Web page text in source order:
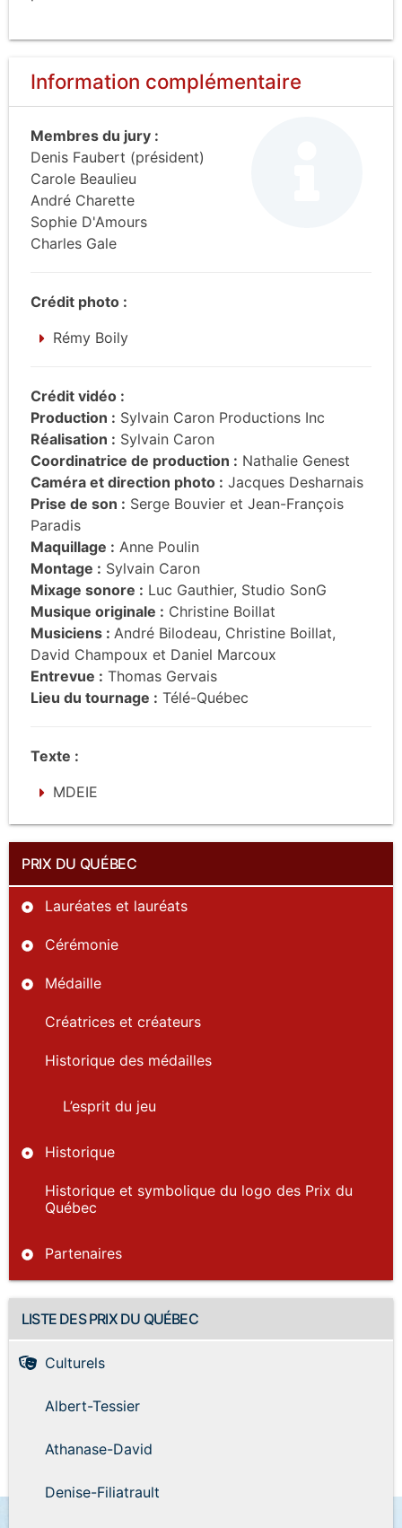
PRIX DU QUÉBEC
Lauréates et lauréats
Cérémonie
Médaille
Créatrices et créateurs
Historique des médailles
L’esprit du jeu
Historique
Historique et symbolique du logo des Prix du
Québec
Partenaires
LISTE DES PRIX DU QUÉBEC
Culturels
Albert-Tessier
Athanase-David
Denise-Filiatrault
Information complémentaire
Membres du jury :
Denis Faubert (président)
Carole Beaulieu
André Charette
Sophie D'Amours
Charles Gale
Crédit photo :
Rémy Boily
Crédit vidéo :
Production : Sylvain Caron Productions Inc
Réalisation : Sylvain Caron
Coordinatrice de production : Nathalie Genest
Caméra et direction photo : Jacques Desharnais
Prise de son : Serge Bouvier et Jean-François
Paradis
Maquillage : Anne Poulin
Montage : Sylvain Caron
Mixage sonore : Luc Gauthier, Studio SonG
Musique originale : Christine Boillat
Musiciens : André Bilodeau, Christine Boillat,
David Champoux et Daniel Marcoux
Entrevue : Thomas Gervais
Lieu du tournage : Télé-Québec
Texte :
MDEIE